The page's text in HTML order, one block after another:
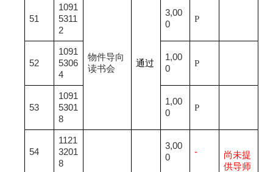
51
1091
5311
2
物件导向
读书会
通过
3,00
0
P
52
1091
5306
4
1,00
0
P
53
1091
5301
8
1,00
0
P
54
1121
3201
8
3,00
0
-
尚未提
供导师